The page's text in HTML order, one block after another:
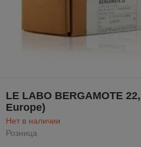
LE LABO BERGAMOTE
Europe)
Нет в наличии
Розница